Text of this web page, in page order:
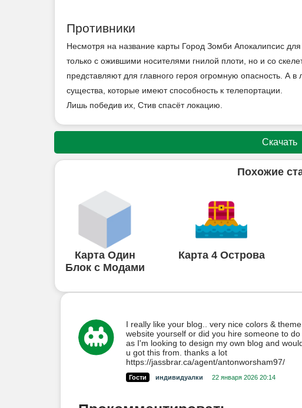
Противники
Несмотря на название карты Город Зомби Апокалипсис
только с ожившими носителями гнилой плоти, но и со
представляют для главного героя огромную опасность. А
существа, которые имеют способность к телепортации.
Лишь победив их, Стив спасёт локацию.
Скачать
Похожие
Карта Один
Блок с Модами
Карта 4 Острова
I really like your blog.. very nice colors &
website yourself or did you hire someone to
as I'm looking to design my own blog and
u got this from. thanks a lot
https://jassbrar.ca/agent/antonworsham97/
Гости индивидуалки 22 января 2026 20:14